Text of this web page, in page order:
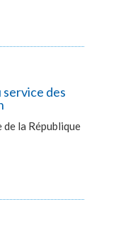
des
de la République